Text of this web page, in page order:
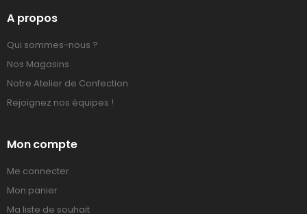
A propos
Qui sommes-nous ?
Nos Magasins
Notre Atelier de Confection
Rejoignez nos équipes !
Mon compte
Me connecter
Mon panier
Ma liste de souhait